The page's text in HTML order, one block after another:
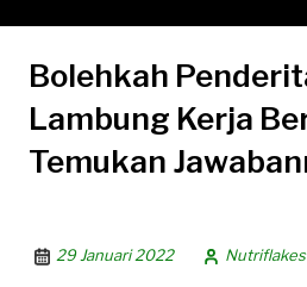
Bolehkah
Lambung Kerja
Temukan
29 Januari 2022 Nutriflakes